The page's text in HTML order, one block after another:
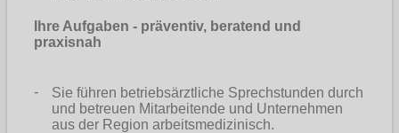
Ihre Aufgaben - präventiv, beratend und
praxisnah
Sie führen betriebsärztliche Sprechstunden durch
und betreuen Mitarbeitende und Unternehmen
aus der Region arbeitsmedizinisch.